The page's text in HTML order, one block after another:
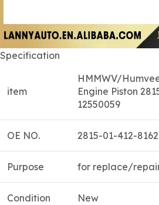
Specification
item
HMMWV/
Engine Piston
12550059
OE NO. 2815-01-412-8162
Purpose for replace/
Condition New